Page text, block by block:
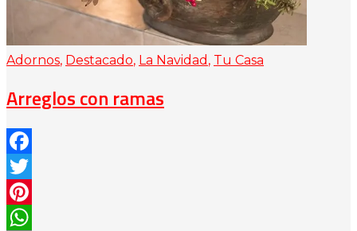
Adornos, Destacado, La Navidad , Tu Casa
Arreglos con ramas
Facebook
Twitter
Pinterest